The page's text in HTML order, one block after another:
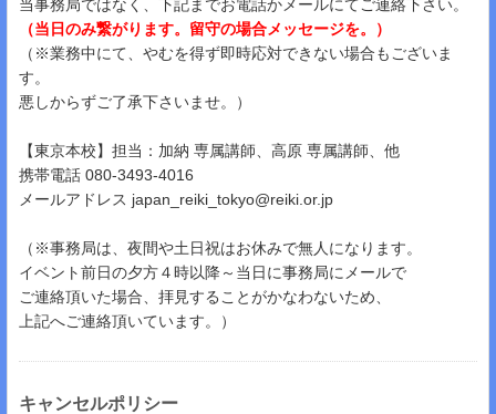
当事務局ではなく、下記までお電話かメールにてご連絡下さい。
（当日のみ繋がります。留守の場合メッセージを。）
（※業務中にて、やむを得ず即時応対できない場合もございま
す。
悪しからずご了承下さいませ。）
【東京本校】担当：加納 専属講師、高原 専属講師、他
携帯電話 080-3493-4016
メールアドレス japan_reiki_tokyo@reiki.or.jp
（※事務局は、夜間や土日祝はお休みで無人になります。
イベント前日の夕方４時以降～当日に事務局にメールで
ご連絡頂いた場合、拝見することがかなわないため、
上記へご連絡頂いています。）
キャンセルポリシー